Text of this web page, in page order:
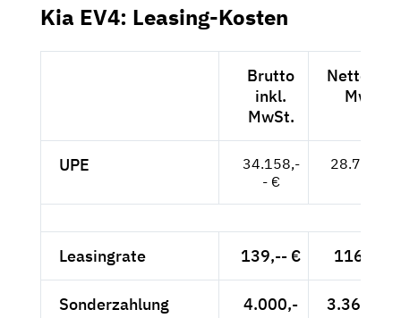
Kia EV4: Leasing-Kosten
Brutto
inkl.
MwSt.
Netto
MwSt.
UPE
34.158,-
- €
28.704,--
Leasingrate 139,-- € 116,81 €
Sonderzahlung
4.000,-
3.361,34